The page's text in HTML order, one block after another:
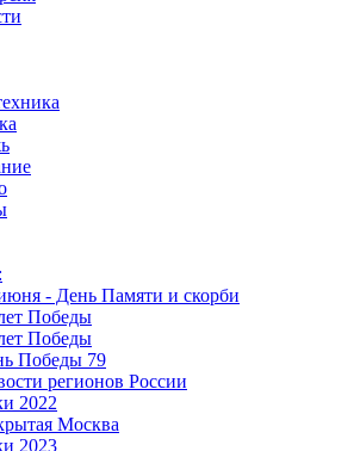
- День Памяти и скорби
Победы
Победы
Победы 79
регионов России
2022
Москва
2023